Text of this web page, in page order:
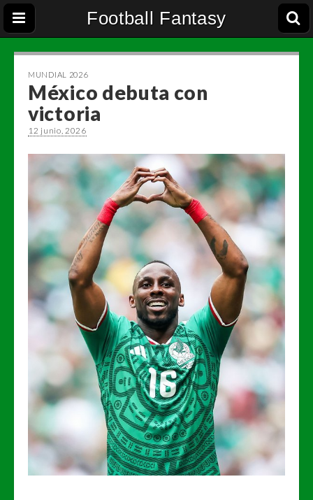
Football Fantasy
MUNDIAL 2026
México debuta con
victoria
12 junio, 2026